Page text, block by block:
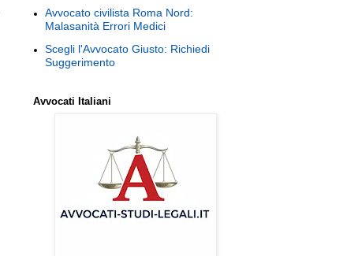
Avvocato civilista Roma Nord:
Malasanità Errori Medici
Scegli l'Avvocato Giusto: Richiedi
Suggerimento
Avvocati Italiani